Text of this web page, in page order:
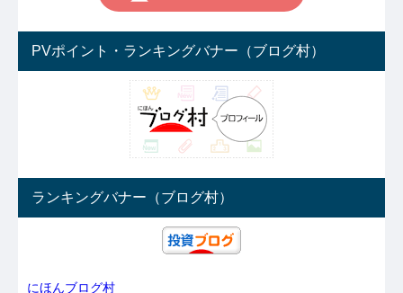
PVポイント・ランキングバナー（ブログ村）
ランキングバナー（ブログ村）
にほんブログ村